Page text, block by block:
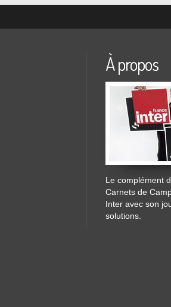
À propos
Le complément
Carnets de
Inter avec son
solutions.